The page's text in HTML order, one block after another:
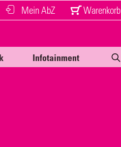
Mein AbZ Warenkorb
Infotainment